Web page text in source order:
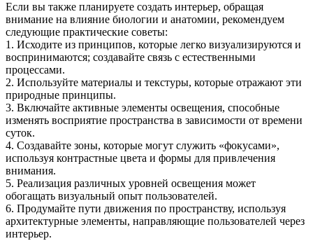
Если вы также планируете создать интерьер, обращая
внимание на влияние биологии и анатомии, рекомендуем
следующие практические советы:
1. Исходите из принципов, которые легко визуализируются и
воспринимаются; создавайте связь с естественными
процессами.
2. Используйте материалы и текстуры, которые отражают эти
природные принципы.
3. Включайте активные элементы освещения, способные
изменять восприятие пространства в зависимости от времени
суток.
4. Создавайте зоны, которые могут служить «фокусами»,
используя контрастные цвета и формы для привлечения
внимания.
5. Реализация различных уровней освещения может
обогащать визуальный опыт пользователей.
6. Продумайте пути движения по пространству, используя
архитектурные элементы, направляющие пользователей через
интерьер.